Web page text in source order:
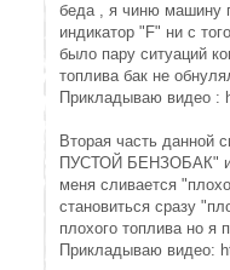
беда , я чиню машину
индикатор "F" ни с
было пару ситуаций
топлива бак не
Прикладываю видео :
Вторая часть данной
ПУСТОЙ БЕНЗОБАК"
меня сливается
становиться сразу
плохого топлива но я
Прикладываю видео: